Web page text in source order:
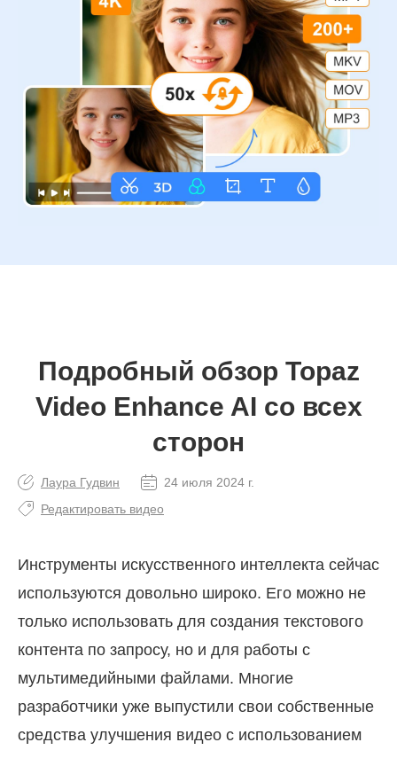
Подробный обзор Topaz
Video Enhance AI со всех
сторон
Лаура Гудвин
24 июля 2024 г.
Редактировать видео
Инструменты искусственного интеллекта сейчас
используются довольно широко. Его можно не
только использовать для создания текстового
контента по запросу, но и для работы с
мультимедийными файлами. Многие
разработчики уже выпустили свои собственные
средства улучшения видео с использованием